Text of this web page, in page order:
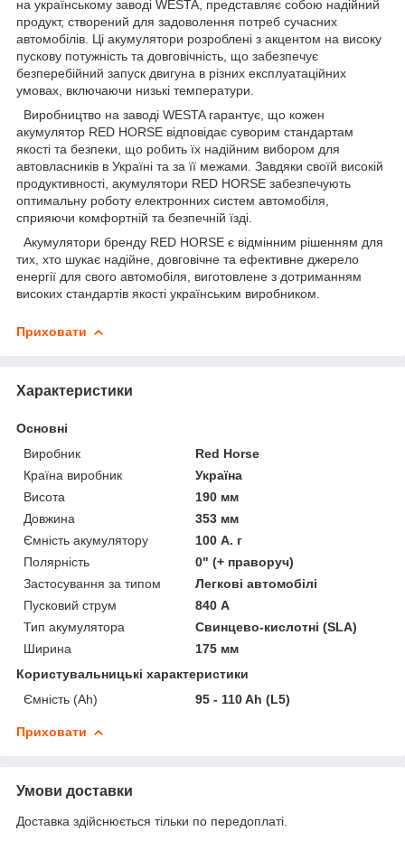
на українському заводі WESTA, представляє собою надійний
продукт, створений для задоволення потреб сучасних
автомобілів. Ці акумулятори розроблені з акцентом на високу
пускову потужність та довговічність, що забезпечує
безперебійний запуск двигуна в різних експлуатаційних
умовах, включаючи низькі температури.
Виробництво на заводі WESTA гарантує, що кожен
акумулятор RED HORSE відповідає суворим стандартам
якості та безпеки, що робить їх надійним вибором для
автовласників в Україні та за її межами. Завдяки своїй високій
продуктивності, акумулятори RED HORSE забезпечують
оптимальну роботу електронних систем автомобіля,
сприяючи комфортній та безпечній їзді.
Акумулятори бренду RED HORSE є відмінним рішенням для
тих, хто шукає надійне, довговічне та ефективне джерело
енергії для свого автомобіля, виготовлене з дотриманням
високих стандартів якості українським виробником.
Приховати
Характеристики
Основні
Виробник
Red Horse
Країна виробник
Україна
Висота
190 мм
Довжина
353 мм
Ємність акумулятору
100 А. г
Полярність
0" (+ праворуч)
Застосування за типом
Легкові автомобілі
Пусковий струм
840 А
Тип акумулятора
Свинцево-кислотні (SLA)
Ширина
175 мм
Користувальницькі характеристики
Ємність (Ah)
95 - 110 Ah (L5)
Приховати
Умови доставки
Доставка здійснюється тільки по передоплаті.